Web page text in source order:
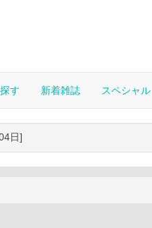
す 新着雑誌 スペシャル
日]